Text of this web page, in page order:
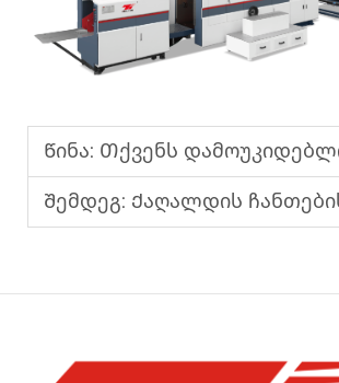
Წინა: Თქვენს დამოუკიდებლობის გარანტია შეფუთვის სფეროში — ხარისხის
Შემდეგ: Ქაღალდის ჩანთების წარმოების მანქანა სტაბილური